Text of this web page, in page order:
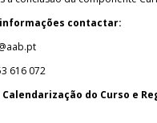
contactar:
616 072
do Curso e